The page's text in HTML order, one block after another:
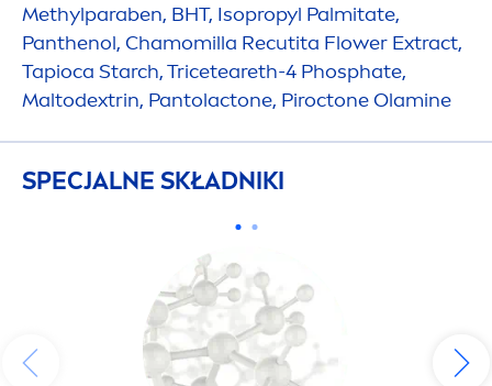
Methylparaben, BHT, Isopropyl Palmitate,
Panthenol, Chamomilla Recutita Flower Extract,
Tapioca Starch, Triceteareth-4 Phosphate,
Maltodextrin, Pantolactone, Piroctone Olamine
SPECJALNE SKŁADNIKI